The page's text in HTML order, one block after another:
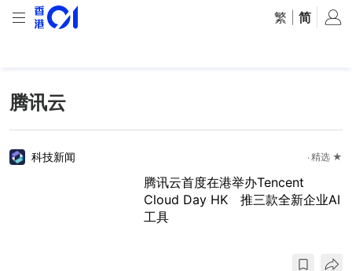
繁 简
腾讯云
科技新闻 精选 ★
腾讯云首度在港举办Tencent
Cloud Day HK 推三款全新企业AI
工具